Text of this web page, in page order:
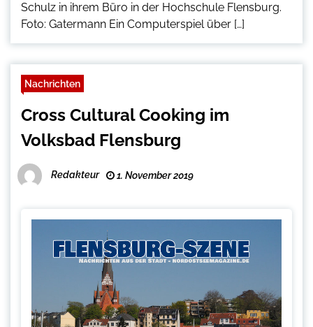
Schulz in ihrem Büro in der Hochschule Flensburg.
Foto: Gatermann Ein Computerspiel über […]
Nachrichten
Cross Cultural Cooking im
Volksbad Flensburg
Redakteur 1. November 2019